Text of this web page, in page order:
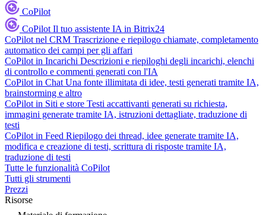
CoPilot
CoPilot Il tuo assistente IA in Bitrix24
CoPilot nel CRM Trascrizione e riepilogo chiamate, completamento
automatico dei campi per gli affari
CoPilot in Incarichi Descrizioni e riepiloghi degli incarichi, elenchi
di controllo e commenti generati con l'IA
CoPilot in Chat Una fonte illimitata di idee, testi generati tramite IA,
brainstorming e altro
CoPilot in Siti e store Testi accattivanti generati su richiesta,
immagini generate tramite IA, istruzioni dettagliate, traduzione di
testi
CoPilot in Feed Riepilogo dei thread, idee generate tramite IA,
modifica e creazione di testi, scrittura di risposte tramite IA,
traduzione di testi
Tutte le funzionalità CoPilot
Tutti gli strumenti
Prezzi
Risorse